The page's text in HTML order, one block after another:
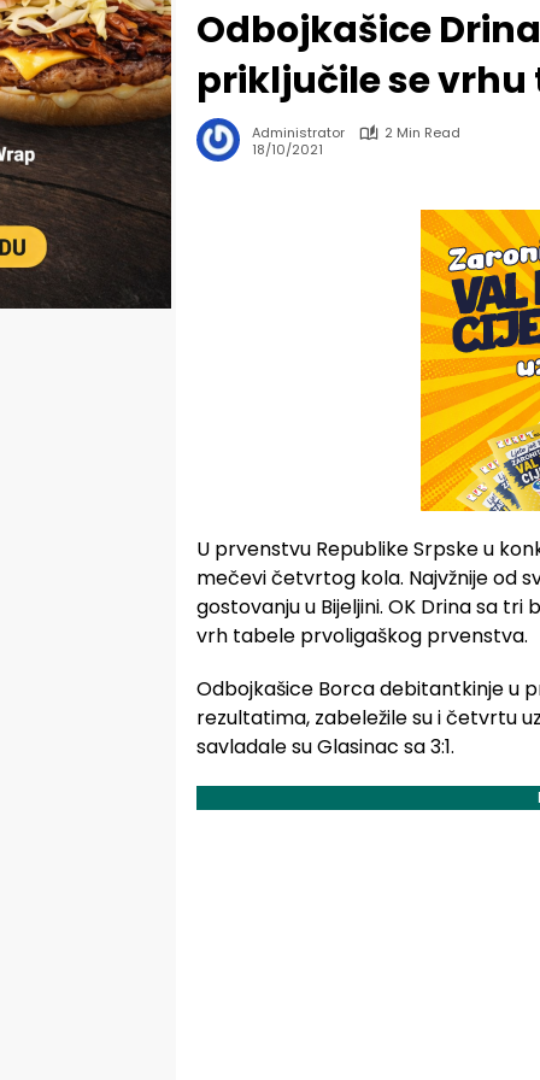
Odbojkašice
priključile se vrhu
Administrator
2 Min Read
18/10/2021
U prvenstvu Republike Srpske u
mečevi četvrtog kola. Najvžnije od
gostovanju u Bijeljini. OK Drina sa
vrh tabele prvoligaškog prvenstva.
Odbojkašice Borca debitantkinje u
rezultatima, zabeležile su i četvrtu
savladale su Glasinac sa 3:1.